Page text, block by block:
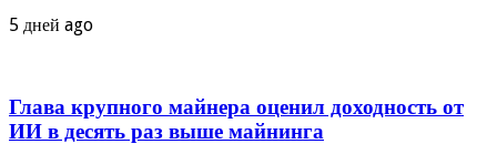
5 дней ago
Глава крупного майнера оценил доходность от
ИИ в десять раз выше майнинга